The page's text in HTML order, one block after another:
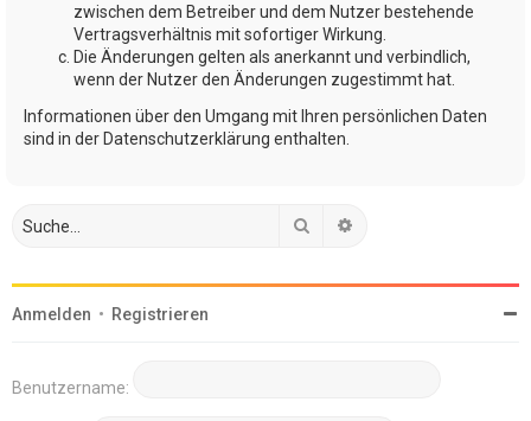
zwischen dem Betreiber und dem Nutzer bestehende
Vertragsverhältnis mit sofortiger Wirkung.
Die Änderungen gelten als anerkannt und verbindlich,
wenn der Nutzer den Änderungen zugestimmt hat.
Informationen über den Umgang mit Ihren persönlichen Daten
sind in der Datenschutzerklärung enthalten.
Suche
Anmelden • Registrieren
Benutzername: